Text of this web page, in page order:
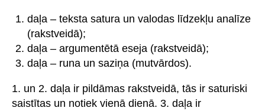
daļa – teksta satura un valodas līdzekļu analīze
(rakstveidā);
daļa – argumentētā eseja (rakstveidā);
daļa – runa un saziņa (mutvārdos).
1. un 2. daļa ir pildāmas rakstveidā, tās ir saturiski
saistītas un notiek vienā dienā. 3. daļa ir